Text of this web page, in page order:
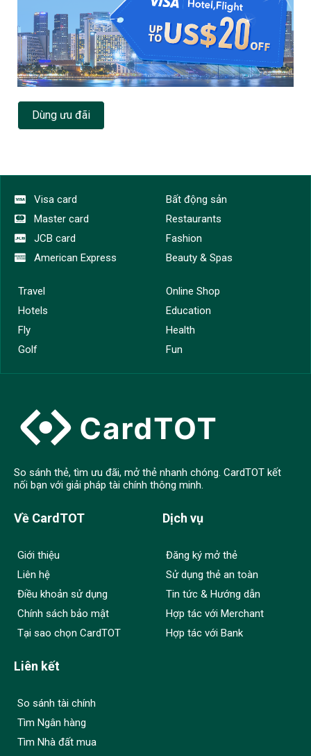
Dùng ưu đãi
Visa card
Master card
JCB card
American Express
Bất động sản
Restaurants
Fashion
Beauty & Spas
Travel
Hotels
Fly
Golf
Online Shop
Education
Health
Fun
So sánh thẻ, tìm ưu đãi, mở thẻ nhanh chóng. CardTOT kết
nối bạn với giải pháp tài chính thông minh.
Về CardTOT
Giới thiệu
Liên hệ
Điều khoản sử dụng
Chính sách bảo mật
Tại sao chọn CardTOT
Dịch vụ
Đăng ký mở thẻ
Sử dụng thẻ an toàn
Tin tức & Hướng dẫn
Hợp tác với Merchant
Hợp tác với Bank
Liên kết
So sánh tài chính
Tìm Ngân hàng
Tìm Nhà đất mua